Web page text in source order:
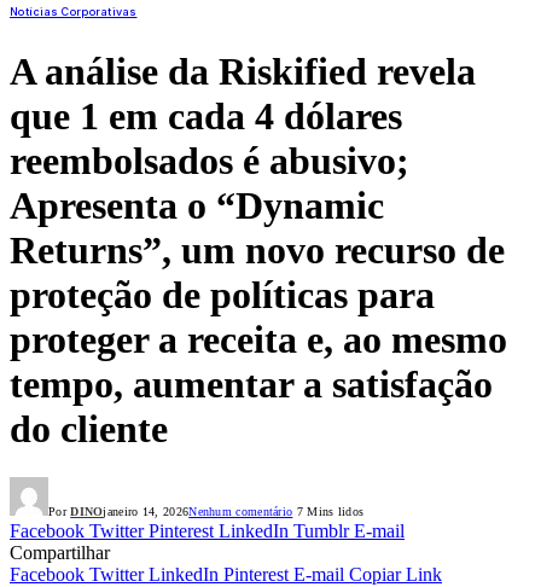
Notícias Corporativas
A análise da Riskified revela
que 1 em cada 4 dólares
reembolsados é abusivo;
Apresenta o “Dynamic
Returns”, um novo recurso de
proteção de políticas para
proteger a receita e, ao mesmo
tempo, aumentar a satisfação
do cliente
Por DINOjaneiro 14, 2026Nenhum comentário 7 Mins lidos
Facebook Twitter Pinterest LinkedIn Tumblr E-mail
Compartilhar
Facebook Twitter LinkedIn Pinterest E-mail Copiar Link